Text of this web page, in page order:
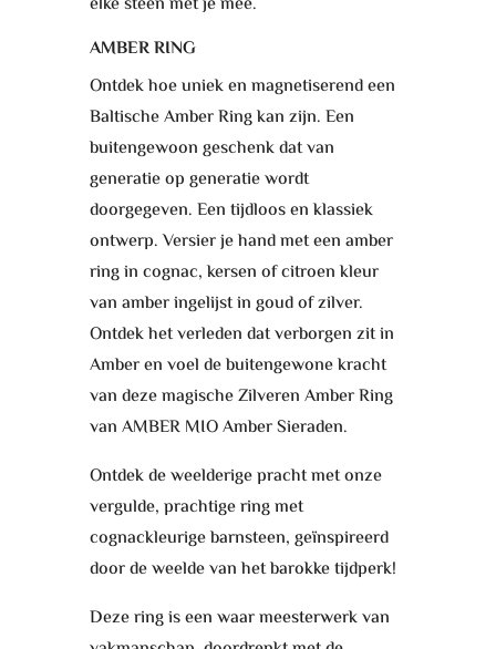
AMBER RING
Ontdek hoe uniek en magnetiserend een
Baltische Amber Ring kan zijn. Een
buitengewoon geschenk dat van
generatie op generatie wordt
doorgegeven. Een tijdloos en klassiek
ontwerp. Versier je hand met een amber
ring in cognac, kersen of citroen kleur
van amber ingelijst in goud of zilver.
Ontdek het verleden dat verborgen zit in
Amber en voel de buitengewone kracht
van deze magische Zilveren Amber Ring
van AMBER MIO Amber Sieraden.
Ontdek de weelderige pracht met onze
vergulde, prachtige ring met
cognackleurige barnsteen, geïnspireerd
door de weelde van het barokke tijdperk!
Deze ring is een waar meesterwerk van